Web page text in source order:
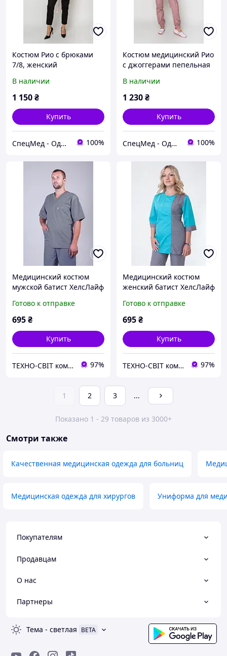
Костюм Рио с брюками
7/8, женский
В наличии
1 150₴
Купить
СпецМед - Одежда профессионалов 100%
Костюм медицинский Рио
с джоггерами пепельная
В наличии
1 230₴
Купить
СпецМед - Одежда профессионалов 100%
Медицинский костюм
мужской батист ХелсЛайф
Готово к отправке
695₴
Купить
ТЕХНО-СВІТ компьютерна техніка, мобільні аксесуари, електронна техніка та багато іншого. 97%
Медицинский костюм
женский батист ХелсЛайф
Готово к отправке
695₴
Купить
ТЕХНО-СВІТ компьютерна техніка, мобільні аксесуари, електронна техніка та багато іншого. 97%
1 2 3 ...
Показано 1 - 29 товаров из 3000+
Смотри также
Качественная медицинская одежда для больниц
Медицинская одежда для хирургов Униформа для
Покупателям
Продавцам
О нас
Партнеры
Тема - светлая BETA